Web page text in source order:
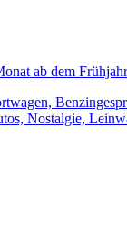
ab dem
Nostalgie,